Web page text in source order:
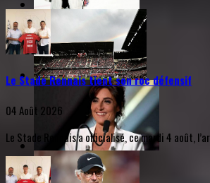
Le Stade Rennais tient son roc défensif
04 Août 2026
Le Stade Rennais a officialisé, ce mardi 4 août,